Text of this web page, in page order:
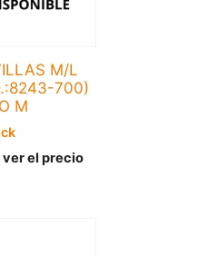
M/L
700)
M
ver el precio